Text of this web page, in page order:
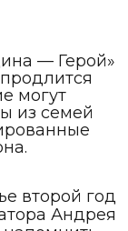
— Герой»
могут
из семей
второй год
Андрея